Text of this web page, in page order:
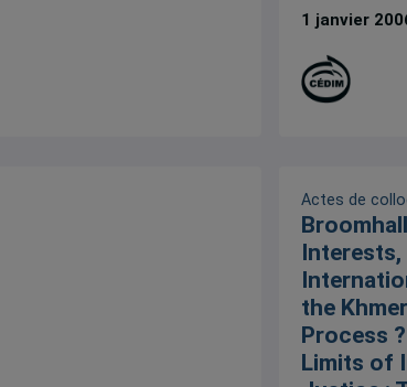
1 janvier
Actes de
the
Process
Limits of